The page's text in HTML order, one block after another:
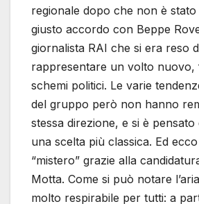
regionale dopo che non è
giusto accordo con Beppe
giornalista RAI che si era reso
rappresentare un volto nuovo,
schemi politici. Le varie
del gruppo però non hanno
stessa direzione, e si è
una scelta più classica. Ed
“mistero” grazie alla
Motta. Come si può notare
molto respirabile per tutti: a